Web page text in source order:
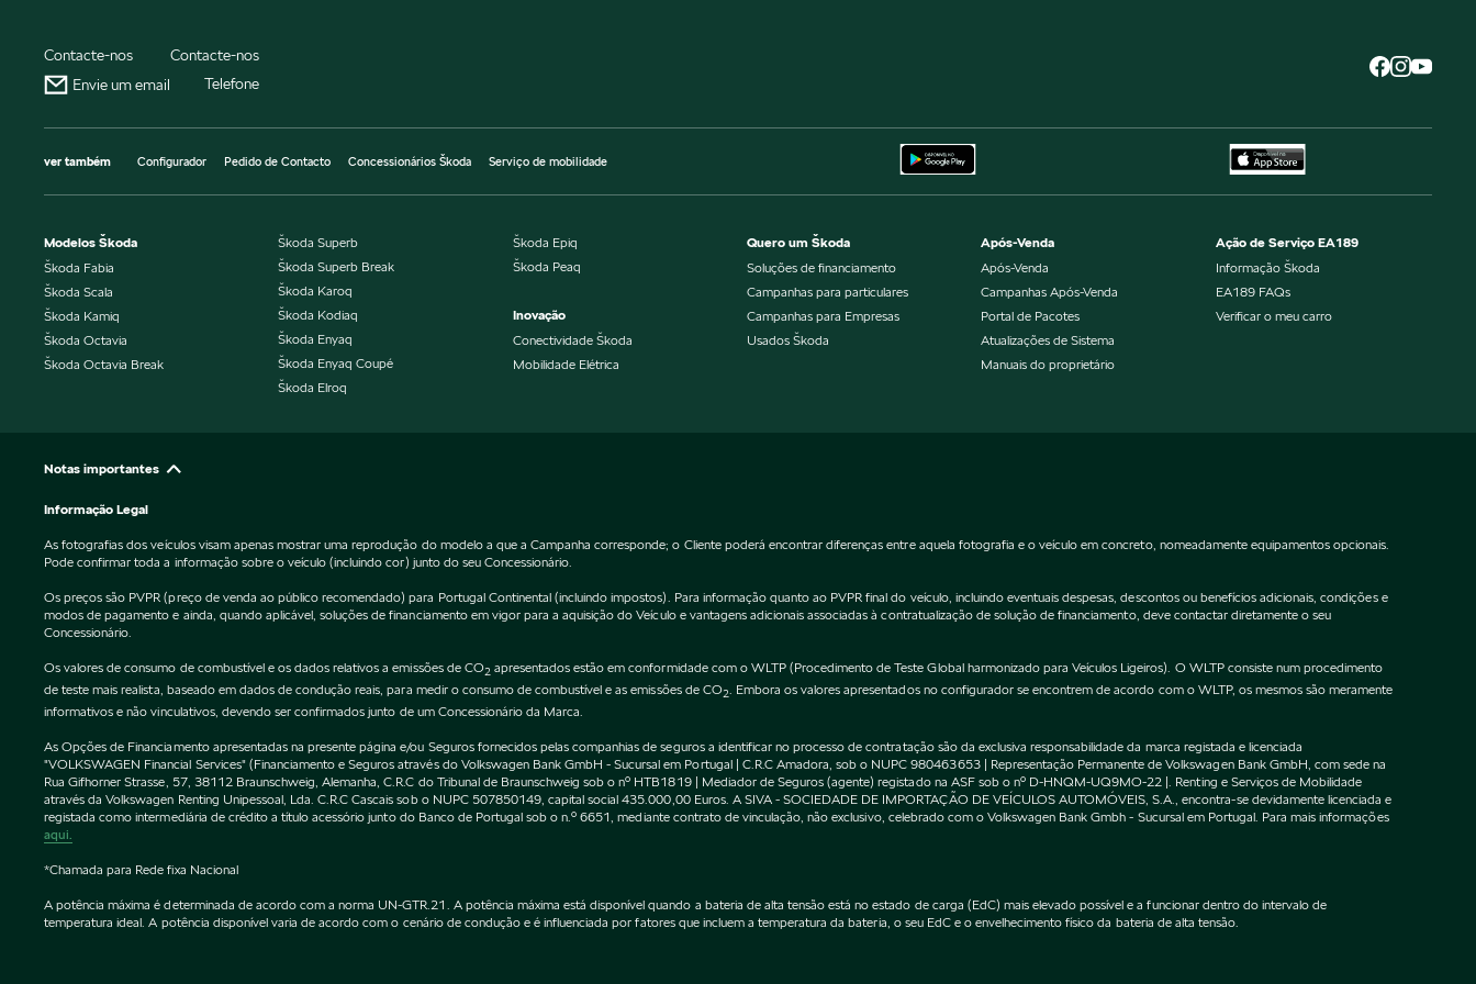
Contacte-nos
Envie um email
Contacte-nos
Telefone
ver também Configurador Pedido de Contacto Concessionários Škoda Serviço de mobilidade
Modelos Škoda
Škoda Fabia
Škoda Scala
Škoda Kamiq
Škoda Octavia
Škoda Octavia Break
Škoda Superb
Škoda Superb Break
Škoda Karoq
Škoda Kodiaq
Škoda Enyaq
Škoda Enyaq Coupé
Škoda Elroq
Škoda Epiq
Škoda Peaq
Inovação
Conectividade Škoda
Mobilidade Elétrica
Quero um Škoda
Soluções de financiamento
Campanhas para particulares
Campanhas para Empresas
Usados Škoda
Após-Venda
Após-Venda
Campanhas Após-Venda
Portal de Pacotes
Atualizações de Sistema
Manuais do proprietário
Ação de Serviço EA189
Informação Škoda
EA189 FAQs
Verificar o meu carro
Notas importantes
Informação Legal
As fotografias dos veículos visam apenas mostrar uma reprodução do modelo a que a Campanha corresponde; o Cliente poderá encontrar diferenças entre aquela fotografia e o veículo em concreto, nomeadamente equipamentos opcionais.
Pode confirmar toda a informação sobre o veículo (incluindo cor) junto do seu Concessionário.
Os preços são PVPR (preço de venda ao público recomendado) para Portugal Continental (incluindo impostos). Para informação quanto ao PVPR final do veículo, incluindo eventuais despesas, descontos ou benefícios adicionais, condições e
modos de pagamento e ainda, quando aplicável, soluções de financiamento em vigor para a aquisição do Veículo e vantagens adicionais associadas à contratualização de solução de financiamento, deve contactar diretamente o seu
Concessionário.
Os valores de consumo de combustível e os dados relativos a emissões de CO2 apresentados estão em conformidade com o WLTP (Procedimento de Teste Global harmonizado para Veículos Ligeiros). O WLTP consiste num procedimento
de teste mais realista, baseado em dados de condução reais, para medir o consumo de combustível e as emissões de CO2 . Embora os valores apresentados no configurador se encontrem de acordo com o WLTP, os mesmos são meramente
informativos e não vinculativos, devendo ser confirmados junto de um Concessionário da Marca.
As Opções de Financiamento apresentadas na presente página e/ou Seguros fornecidos pelas companhias de seguros a identificar no processo de contratação são da exclusiva responsabilidade da marca registada e licenciada
"VOLKSWAGEN Financial Services" (Financiamento e Seguros através do Volkswagen Bank GmbH - Sucursal em Portugal | C.R.C Amadora, sob o NUPC 980463653 | Representação Permanente de Volkswagen Bank GmbH, com sede na
Rua Gifhorner Strasse, 57, 38112 Braunschweig, Alemanha, C.R.C do Tribunal de Braunschweig sob o nº HTB1819 | Mediador de Seguros (agente) registado na ASF sob o nº D-HNQM-UQ9MO-22 |. Renting e Serviços de Mobilidade
através da Volkswagen Renting Unipessoal, Lda. C.R.C Cascais sob o NUPC 507850149, capital social 435.000,00 Euros. A SIVA - SOCIEDADE DE IMPORTAÇÃO DE VEÍCULOS AUTOMÓVEIS, S.A., encontra-se devidamente licenciada e
registada como intermediária de crédito a título acessório junto do Banco de Portugal sob o n.º 6651, mediante contrato de vinculação, não exclusivo, celebrado com o Volkswagen Bank Gmbh - Sucursal em Portugal. Para mais informações
aqui.
*Chamada para Rede fixa Nacional
A potência máxima é determinada de acordo com a norma UN-GTR.21. A potência máxima está disponível quando a bateria de alta tensão está no estado de carga (EdC) mais elevado possível e a funcionar dentro do intervalo de
temperatura ideal. A potência disponível varia de acordo com o cenário de condução e é influenciada por fatores que incluem a temperatura da bateria, o seu EdC e o envelhecimento físico da bateria de alta tensão.